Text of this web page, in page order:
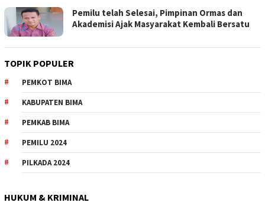
Pemilu telah Selesai, Pimpinan Ormas dan
Akademisi Ajak Masyarakat Kembali Bersatu
TOPIK POPULER
PEMKOT BIMA
KABUPATEN BIMA
PEMKAB BIMA
PEMILU 2024
PILKADA 2024
HUKUM & KRIMINAL